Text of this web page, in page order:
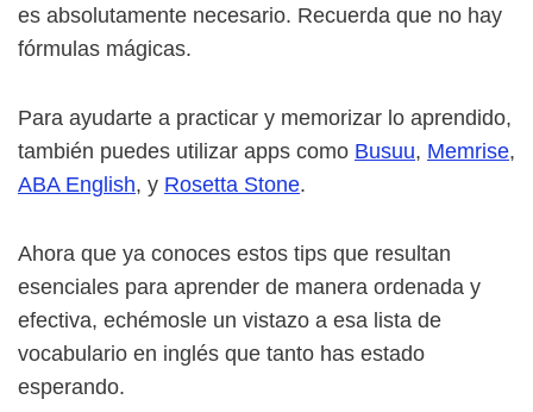
es absolutamente necesario. Recuerda que no hay
fórmulas mágicas.
Para ayudarte a practicar y memorizar lo aprendido,
también puedes utilizar apps como Busuu, Memrise,
ABA English, y Rosetta Stone.
Ahora que ya conoces estos tips que resultan
esenciales para aprender de manera ordenada y
efectiva, echémosle un vistazo a esa lista de
vocabulario en inglés que tanto has estado
esperando.